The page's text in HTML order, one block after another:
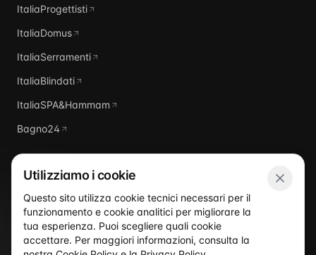
ItaliaProgettisti
ItaliaDomus
ItaliaSerramenti
ItaliaBlindati
ItaliaSPA&Hammam
Bagno24
ItaliaPiscine
Utilizziamo i cookie
Questo sito utilizza cookie tecnici necessari per il
funzionamento e cookie analitici per migliorare la
tua esperienza. Puoi scegliere quali cookie
accettare. Per maggiori informazioni, consulta la